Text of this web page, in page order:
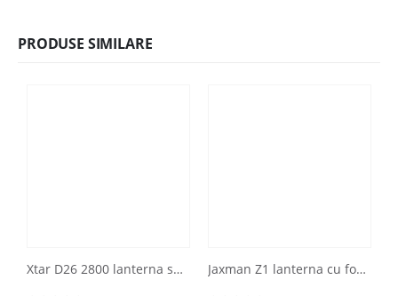
PRODUSE SIMILARE
Xtar D26 2800 lanterna subacvatica si de uz general Jaxman Z1 lanterna cu focalizare de distanta si inundare